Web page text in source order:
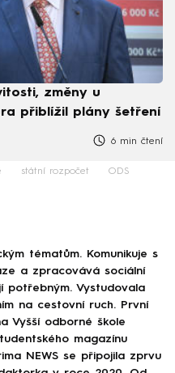
změny u
přiblížil plány šetření
6 min čtení
státní rozpočet ODS
tématům. Komunikuje s
a zpracovává sociální
Vystudovala
na cestovní ruch. První
Vyšší odborné škole
magazínu
NEWS se připojila zprvu